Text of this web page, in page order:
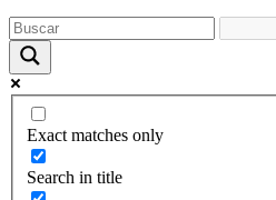
Exact matches only
Search in title